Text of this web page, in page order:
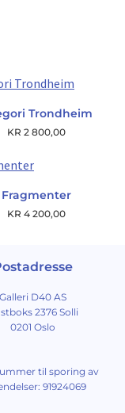
Trondheim
KR 2 800,00
Fragmenter
KR 4 200,00
Galleri D40 AS
2376 Solli
0201 Oslo
til sporing av
91924069